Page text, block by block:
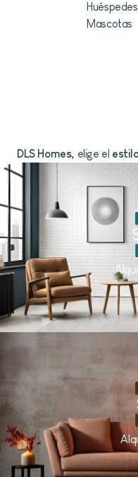
Huéspedes
Mascotas
DLS Homes, elige el